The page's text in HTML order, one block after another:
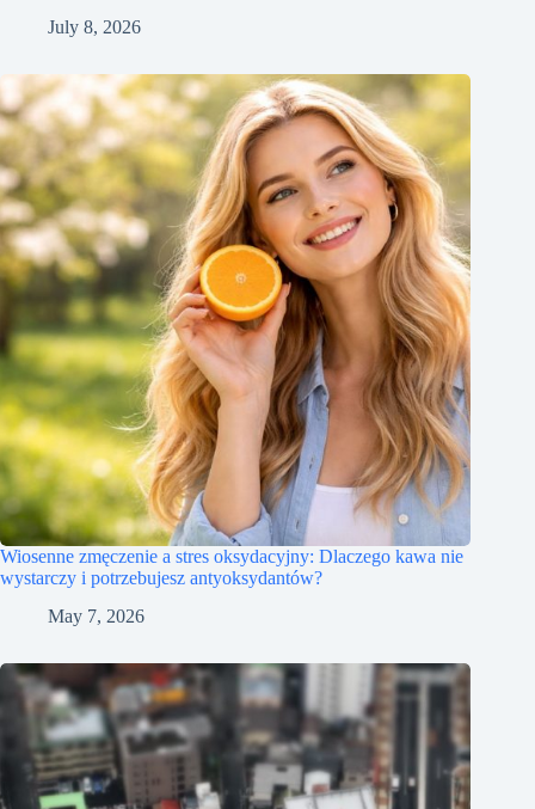
July 8, 2026
Wiosenne zmęczenie a stres oksydacyjny: Dlaczego kawa nie
wystarczy i potrzebujesz antyoksydantów?
May 7, 2026